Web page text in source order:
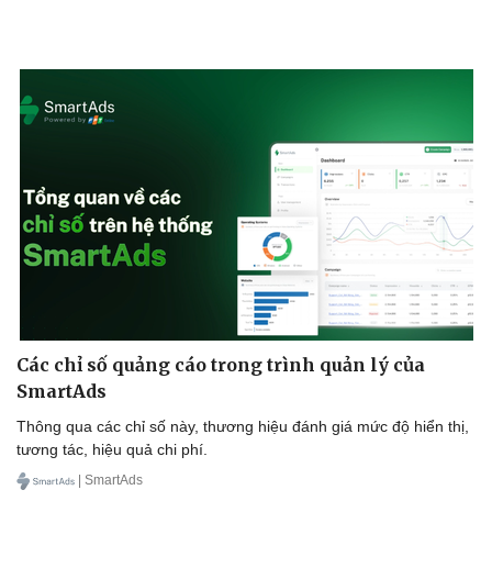
Các chỉ số quảng cáo trong trình quản lý của
SmartAds
Thông qua các chỉ số này, thương hiệu đánh giá mức độ hiển thị,
tương tác, hiệu quả chi phí.
| SmartAds